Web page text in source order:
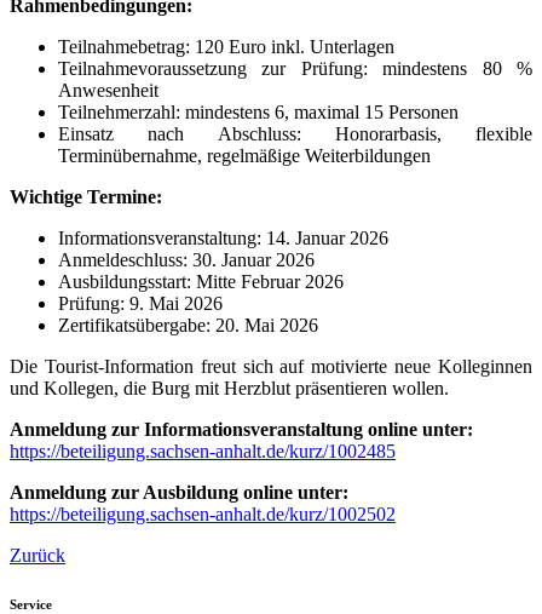
Rahmenbedingungen:
Teilnahmebetrag: 120 Euro inkl. Unterlagen
Teilnahmevoraussetzung zur Prüfung: mindestens 80 %
Anwesenheit
Teilnehmerzahl: mindestens 6, maximal 15 Personen
Einsatz nach Abschluss: Honorarbasis, flexible
Terminübernahme, regelmäßige Weiterbildungen
Wichtige Termine:
Informationsveranstaltung: 14. Januar 2026
Anmeldeschluss: 30. Januar 2026
Ausbildungsstart: Mitte Februar 2026
Prüfung: 9. Mai 2026
Zertifikatsübergabe: 20. Mai 2026
Die Tourist-Information freut sich auf motivierte neue Kolleginnen
und Kollegen, die Burg mit Herzblut präsentieren wollen.
Anmeldung zur Informationsveranstaltung online unter:
https://beteiligung.sachsen-anhalt.de/kurz/1002485
Anmeldung zur Ausbildung online unter:
https://beteiligung.sachsen-anhalt.de/kurz/1002502
Zurück
Service